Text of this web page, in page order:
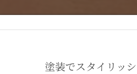
塗装でスタイリッ